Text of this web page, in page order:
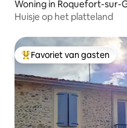
Woning in Roquefort-sur-
Huisje op het platteland
Topfavoriet van gasten
Favoriet van gasten